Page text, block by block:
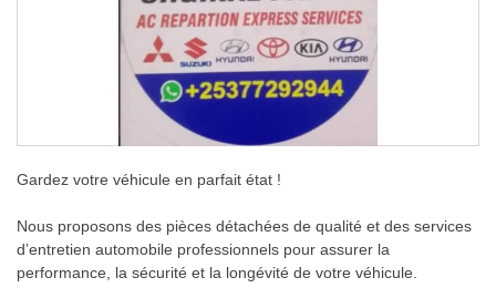
Gardez votre véhicule en parfait état !
Nous proposons des pièces détachées de qualité et des services
d’entretien automobile professionnels pour assurer la
performance, la sécurité et la longévité de votre véhicule.